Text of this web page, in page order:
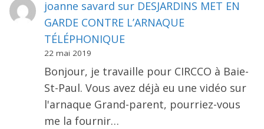
joanne savard sur DESJARDINS MET EN
GARDE CONTRE L’ARNAQUE
TÉLÉPHONIQUE
22 mai 2019
Bonjour, je travaille pour CIRCCO à Baie-
St-Paul. Vous avez déjà eu une vidéo sur
l'arnaque Grand-parent, pourriez-vous
me la fournir…